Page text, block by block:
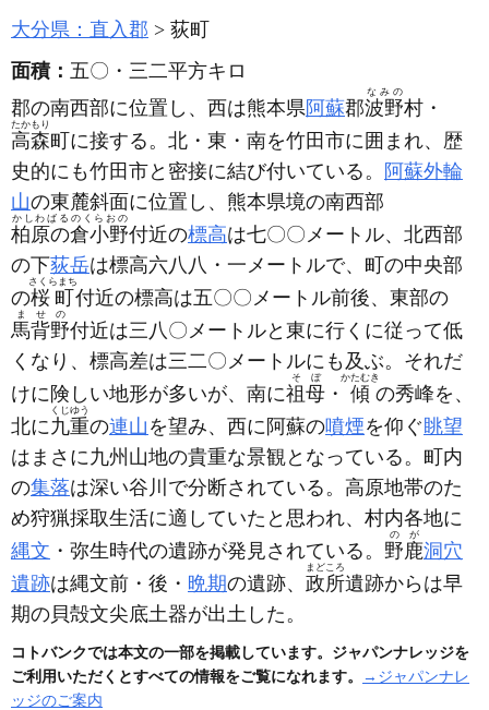
大分県：直入郡
荻町
面積： 五〇・三二平方キロ
郡の南西部に位置し、西は熊本県阿蘇郡波野
なみの
村・
高森
たかもり
町に接する。北・東・南を竹田市に囲まれ、歴
史的にも竹田市と密接に結び付いている。
阿蘇外輪
山の東麓斜面に位置し、熊本県境の南西部
柏原の倉小野
かしわばるのくらおの
付近の標高は七〇〇メートル、北西部
の下荻岳は標高六八八・一メートルで、町の中央部
の桜町
さくらまち
付近の標高は五〇〇メートル前後、東部の
馬背野
ませの
付近は三八〇メートルと東に行くに従って低
くなり、標高差は三二〇メートルにも及ぶ。それだ
けに険しい地形が多いが、南に祖母
そぼ
・ 傾
かたむき
の秀峰を、
北に九重
くじゆう
の連山 を望み、西に阿蘇の噴煙を仰ぐ 眺望
はまさに九州山地の貴重な景観となっている。町内
の集落は深い谷川で分断されている。高原地帯のた
め狩猟採取生活に適していたと思われ、村内各地に
縄文 ・弥生時代の遺跡が発見されている。 野鹿
のが
洞穴
遺跡は縄文前・後・ 晩期の遺跡、 政所
まどころ
遺跡からは早
期の貝殻文尖底土器が出土した。
コトバンクでは本文の一部を掲載しています。ジャパンナレッジを
ご利用いただくとすべての情報をご覧になれます。
→ジャパンナレ
ッジのご案内